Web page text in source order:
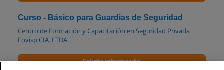
Curso - Básico para Guardias de Seguridad
Centro de Formación y Capacitación en Seguridad Privada
Fovisp CIA. LTDA.
Solicita información